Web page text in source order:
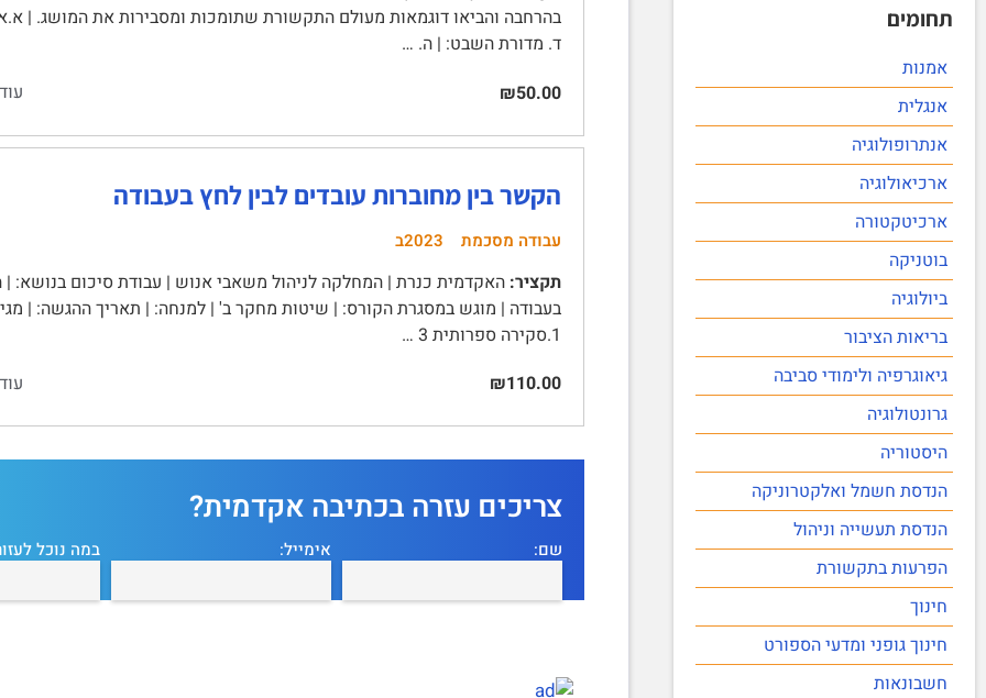
תחומים
אמנות
אנגלית
אנתרופולוגיה
ארכיאולוגיה
ארכיטקטורה
בוטניקה
ביולוגיה
בריאות הציבור
גיאוגרפיה ולימודי סביבה
גרונטולוגיה
היסטוריה
הנדסת חשמל ואלקטרוניקה
הנדסת תעשייה וניהול
הפרעות בתקשורת
חינוך
חינוך גופני ומדעי הספורט
חשבונאות
בהרחבה והביאו דוגמאות מעולם התקשורת שתומכות ומסבירות את המושג. |
ד. מדורת השבט: | ה. …
₪50.00
הקשר בין מחוברות עובדים לבין לחץ בעבודה
עבודה מסכמת 2023ב
תקציר: האקדמית כנרת | המחלקה לניהול משאבי אנוש | עבודת סיכום בנושא: |
1.סקירה ספרותית 3 …
₪110.00
צריכים עזרה בכתיבה אקדמית?
שם: אימייל: במה נוכל